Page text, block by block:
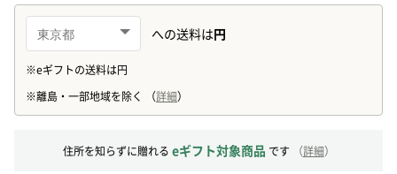
住所を知らずに贈れる eギフト対象商品 です （詳細）